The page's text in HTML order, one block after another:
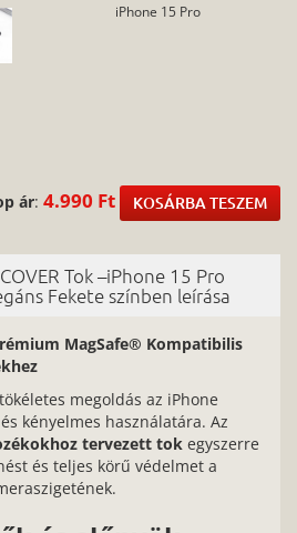
iPhone 15 Pro
ár: 4.990 Ft KOSÁRBA TESZEM
Tok –iPhone 15 Pro
Fekete színben leírása
MagSafe® Kompatibilis
tökéletes megoldás az iPhone
kényelmes használatára. Az
tervezett tok egyszerre
és teljes körű védelmet a